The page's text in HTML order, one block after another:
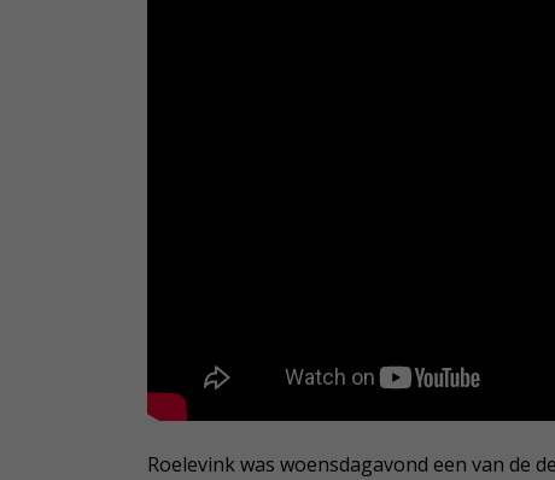
Roelevink was woensdagavond een van de